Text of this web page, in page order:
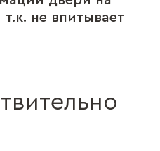
не впитывает